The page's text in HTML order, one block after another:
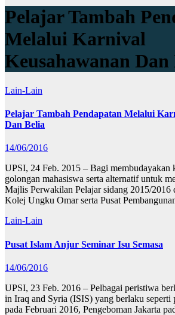
Pelajar Tambah
Melalui Karnival
Keusahawanan Dan
Lain-Lain
Pelajar Tambah Pendapatan Melalui
Dan Belia
14/06/2016
UPSI, 24 Feb. 2015 – Bagi membudayakan
golongan mahasiswa serta alternatif untuk
Majlis Perwakilan Pelajar sidang 2015/2016
Kolej Ungku Omar serta Pusat
Lain-Lain
Pusat Islam Anjur Seminar Isu Semasa
14/06/2016
UPSI, 23 Feb. 2016 – Pelbagai peristiwa
in Iraq and Syria (ISIS) yang berlaku seperti
pada Februari 2016, Pengeboman Jakarta